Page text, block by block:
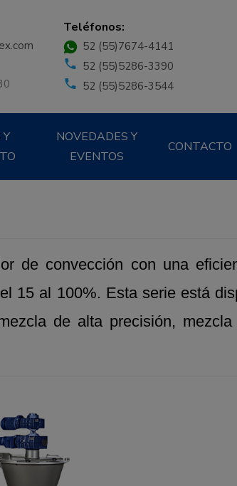
Teléfonos:
52 (55)7674-4141
52 (55)5286-3390
52 (55)5286-3544
Y
NOVEDADES Y
EVENTOS
CONTACTO
de convección con una
15 al 100%. Esta serie está
de alta precisión, mezcla